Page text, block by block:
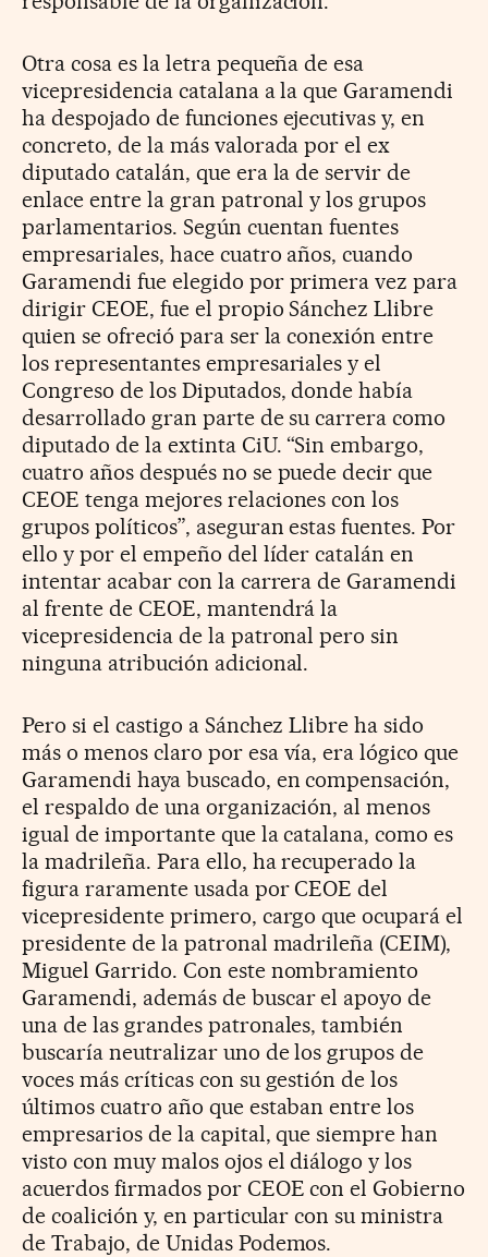
Otra cosa es la letra pequeña de esa
vicepresidencia catalana a la que Garamendi
ha despojado de funciones ejecutivas y, en
concreto, de la más valorada por el ex
diputado catalán, que era la de servir de
enlace entre la gran patronal y los grupos
parlamentarios. Según cuentan fuentes
empresariales, hace cuatro años, cuando
Garamendi fue elegido por primera vez para
dirigir CEOE, fue el propio Sánchez Llibre
quien se ofreció para ser la conexión entre
los representantes empresariales y el
Congreso de los Diputados, donde había
desarrollado gran parte de su carrera como
diputado de la extinta CiU. “Sin embargo,
cuatro años después no se puede decir que
CEOE tenga mejores relaciones con los
grupos políticos”, aseguran estas fuentes. Por
ello y por el empeño del líder catalán en
intentar acabar con la carrera de Garamendi
al frente de CEOE, mantendrá la
vicepresidencia de la patronal pero sin
ninguna atribución adicional.
Pero si el castigo a Sánchez Llibre ha sido
más o menos claro por esa vía, era lógico que
Garamendi haya buscado, en compensación,
el respaldo de una organización, al menos
igual de importante que la catalana, como es
la madrileña. Para ello, ha recuperado la
figura raramente usada por CEOE del
vicepresidente primero, cargo que ocupará el
presidente de la patronal madrileña (CEIM),
Miguel Garrido. Con este nombramiento
Garamendi, además de buscar el apoyo de
una de las grandes patronales, también
buscaría neutralizar uno de los grupos de
voces más críticas con su gestión de los
últimos cuatro año que estaban entre los
empresarios de la capital, que siempre han
visto con muy malos ojos el diálogo y los
acuerdos firmados por CEOE con el Gobierno
de coalición y, en particular con su ministra
de Trabajo, de Unidas Podemos.